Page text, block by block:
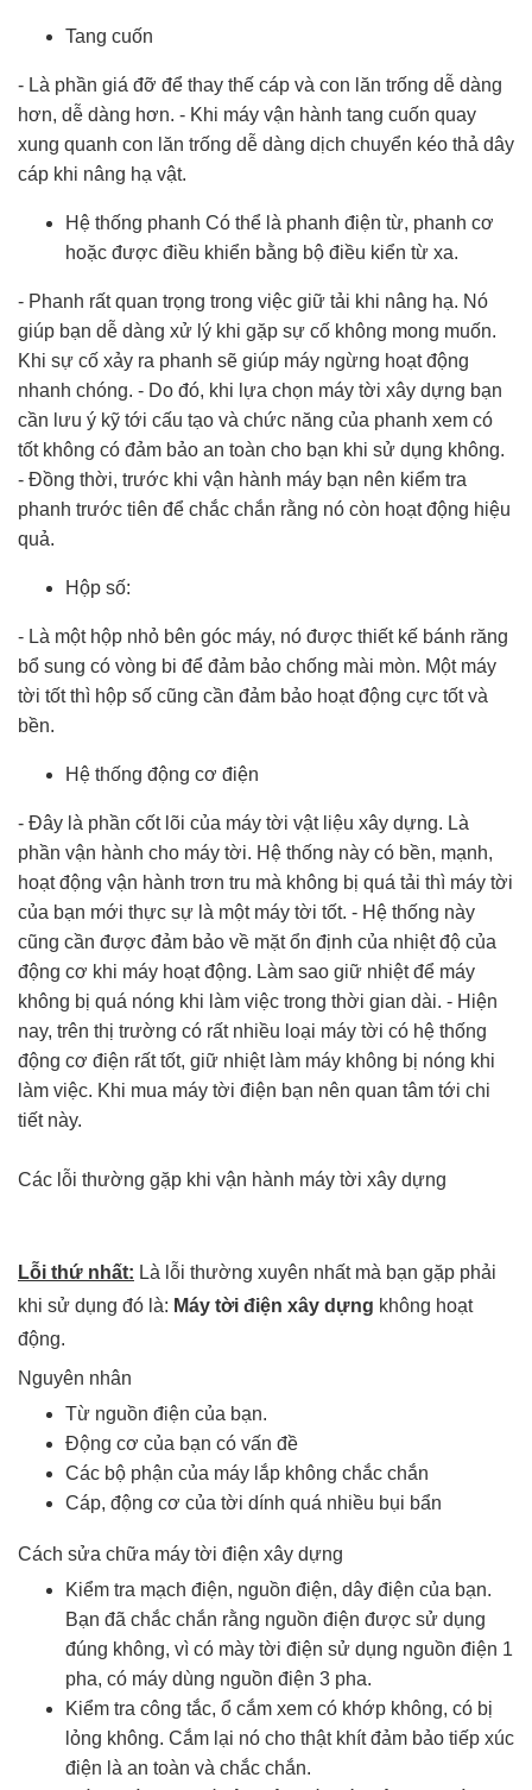
Tang cuốn
- Là phần giá đỡ để thay thế cáp và con lăn trống dễ dàng
hơn, dễ dàng hơn. - Khi máy vận hành tang cuốn quay
xung quanh con lăn trống dễ dàng dịch chuyển kéo thả dây
cáp khi nâng hạ vật.
Hệ thống phanh Có thể là phanh điện từ, phanh cơ
hoặc được điều khiển bằng bộ điều kiển từ xa.
- Phanh rất quan trọng trong việc giữ tải khi nâng hạ. Nó
giúp bạn dễ dàng xử lý khi gặp sự cố không mong muốn.
Khi sự cố xảy ra phanh sẽ giúp máy ngừng hoạt động
nhanh chóng. - Do đó, khi lựa chọn máy tời xây dựng bạn
cần lưu ý kỹ tới cấu tạo và chức năng của phanh xem có
tốt không có đảm bảo an toàn cho bạn khi sử dụng không.
- Đồng thời, trước khi vận hành máy bạn nên kiểm tra
phanh trước tiên để chắc chắn rằng nó còn hoạt động hiệu
quả.
Hộp số:
- Là một hộp nhỏ bên góc máy, nó được thiết kế bánh răng
bổ sung có vòng bi để đảm bảo chống mài mòn. Một máy
tời tốt thì hộp số cũng cần đảm bảo hoạt động cực tốt và
bền.
Hệ thống động cơ điện
- Đây là phần cốt lõi của máy tời vật liệu xây dựng. Là
phần vận hành cho máy tời. Hệ thống này có bền, mạnh,
hoạt động vận hành trơn tru mà không bị quá tải thì máy tời
của bạn mới thực sự là một máy tời tốt. - Hệ thống này
cũng cần được đảm bảo về mặt ổn định của nhiệt độ của
động cơ khi máy hoạt động. Làm sao giữ nhiệt để máy
không bị quá nóng khi làm việc trong thời gian dài. - Hiện
nay, trên thị trường có rất nhiều loại máy tời có hệ thống
động cơ điện rất tốt, giữ nhiệt làm máy không bị nóng khi
làm việc. Khi mua máy tời điện bạn nên quan tâm tới chi
tiết này.
Các lỗi thường gặp khi vận hành máy tời xây dựng
Lỗi thứ nhất: Là lỗi thường xuyên nhất mà bạn gặp phải
khi sử dụng đó là: Máy tời điện xây dựng không hoạt
động.
Nguyên nhân
Từ nguồn điện của bạn.
Động cơ của bạn có vấn đề
Các bộ phận của máy lắp không chắc chắn
Cáp, động cơ của tời dính quá nhiều bụi bẩn
Cách sửa chữa máy tời điện xây dựng
Kiểm tra mạch điện, nguồn điện, dây điện của bạn.
Bạn đã chắc chắn rằng nguồn điện được sử dụng
đúng không, vì có mày tời điện sử dụng nguồn điện 1
pha, có máy dùng nguồn điện 3 pha.
Kiểm tra công tắc, ổ cắm xem có khớp không, có bị
lỏng không. Cắm lại nó cho thật khít đảm bảo tiếp xúc
điện là an toàn và chắc chắn.